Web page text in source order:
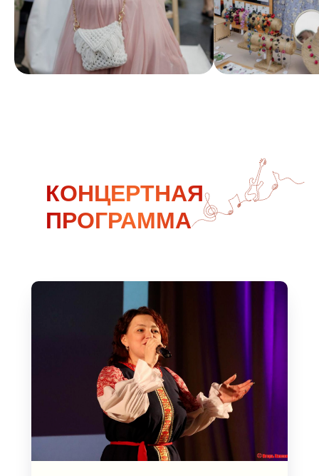
КОНЦЕРТНАЯ
ПРОГРАММА